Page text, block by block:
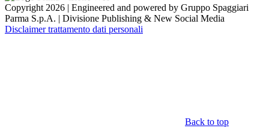
Copyright 2026 | Engineered and powered by Gruppo Spaggiari
Parma S.p.A. | Divisione Publishing & New Social Media
Disclaimer trattamento dati personali
Back to top